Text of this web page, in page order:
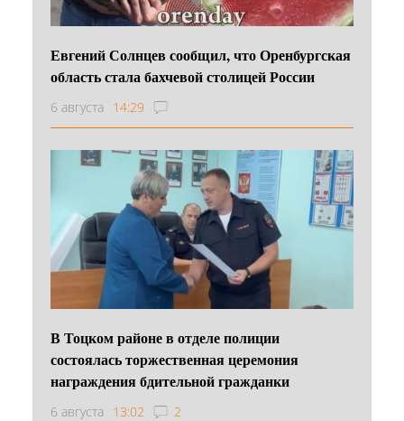
Евгений Солнцев сообщил, что Оренбургская
область стала бахчевой столицей России
6 августа 14:29
В Тоцком районе в отделе полиции
состоялась торжественная церемония
награждения бдительной гражданки
6 августа 13:02 2